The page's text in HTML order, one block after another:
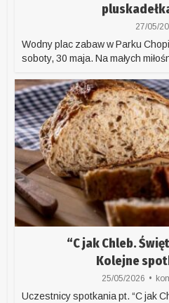
27/05/
Wodny plac zabaw w Parku
soboty, 30 maja. Na małych
“C jak Chleb.
Kolejne
25/05/2026
Uczestnicy spotkania pt. “C jak